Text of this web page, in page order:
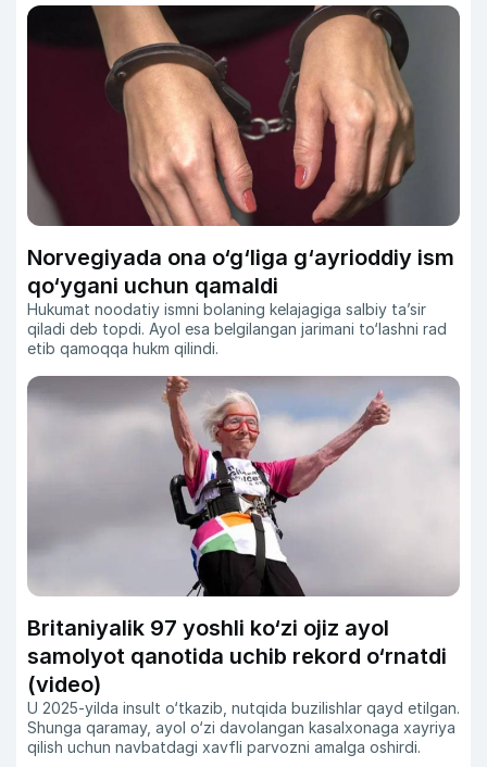
Norvegiyada ona o‘g‘liga g‘ayrioddiy ism
qo‘ygani uchun qamaldi
Hukumat noodatiy ismni bolaning kelajagiga salbiy ta’sir
qiladi deb topdi. Ayol esa belgilangan jarimani to‘lashni rad
etib qamoqqa hukm qilindi.
Britaniyalik 97 yoshli ko‘zi ojiz ayol
samolyot qanotida uchib rekord o‘rnatdi
(video)
U 2025-yilda insult o‘tkazib, nutqida buzilishlar qayd etilgan.
Shunga qaramay, ayol o‘zi davolangan kasalxonaga xayriya
qilish uchun navbatdagi xavfli parvozni amalga oshirdi.